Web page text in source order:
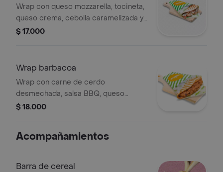
Wrap con queso mozzarella, tocineta,
queso crema, cebolla caramelizada y
espinaca.
$ 17.000
Wrap barbacoa
Wrap con carne de cerdo
desmechada, salsa BBQ, queso
mozzarella y queso crema.
$ 18.000
Acompañamientos
Barra de cereal